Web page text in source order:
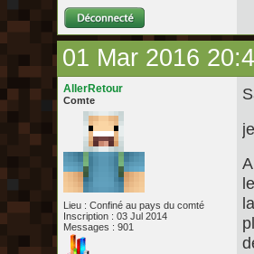
01 Mar 2016
AllerRetour
Comte
Lieu : Confiné au pays du comté
Inscription : 03 Jul 2014
Messages : 901